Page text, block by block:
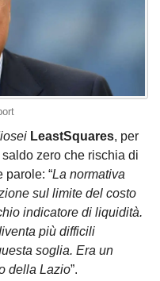
LeastSquares, per
zero che rischia di
parole: “La normativa
sul limite del costo
indicatore di liquidità.
più difficili
soglia. Era un
della Lazio”.